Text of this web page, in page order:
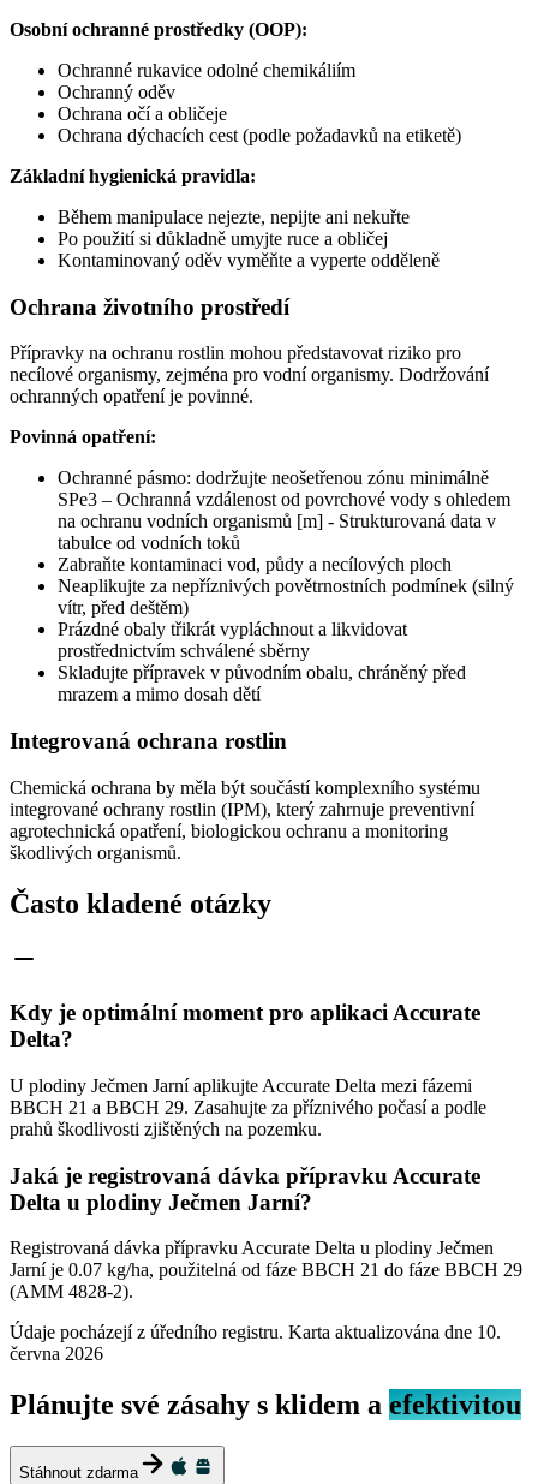
Osobní ochranné prostředky (OOP):
Ochranné rukavice odolné chemikáliím
Ochranný oděv
Ochrana očí a obličeje
Ochrana dýchacích cest (podle požadavků na etiketě)
Základní hygienická pravidla:
Během manipulace nejezte, nepijte ani nekuřte
Po použití si důkladně umyjte ruce a obličej
Kontaminovaný oděv vyměňte a vyperte odděleně
Ochrana životního prostředí
Přípravky na ochranu rostlin mohou představovat riziko pro
necílové organismy, zejména pro vodní organismy. Dodržování
ochranných opatření je povinné.
Povinná opatření:
Ochranné pásmo: dodržujte neošetřenou zónu minimálně
SPe3 – Ochranná vzdálenost od povrchové vody s ohledem
na ochranu vodních organismů [m] - Strukturovaná data v
tabulce od vodních toků
Zabraňte kontaminaci vod, půdy a necílových ploch
Neaplikujte za nepříznivých povětrnostních podmínek (silný
vítr, před deštěm)
Prázdné obaly třikrát vypláchnout a likvidovat
prostřednictvím schválené sběrny
Skladujte přípravek v původním obalu, chráněný před
mrazem a mimo dosah dětí
Integrovaná ochrana rostlin
Chemická ochrana by měla být součástí komplexního systému
integrované ochrany rostlin (IPM), který zahrnuje preventivní
agrotechnická opatření, biologickou ochranu a monitoring
škodlivých organismů.
Často kladené otázky
Kdy je optimální moment pro aplikaci Accurate
Delta?
U plodiny Ječmen Jarní aplikujte Accurate Delta mezi fázemi
BBCH 21 a BBCH 29. Zasahujte za příznivého počasí a podle
prahů škodlivosti zjištěných na pozemku.
Jaká je registrovaná dávka přípravku Accurate
Delta u plodiny Ječmen Jarní?
Registrovaná dávka přípravku Accurate Delta u plodiny Ječmen
Jarní je 0.07 kg/ha, použitelná od fáze BBCH 21 do fáze BBCH 29
(AMM 4828-2).
Údaje pocházejí z úředního registru. Karta aktualizována dne 10.
června 2026
Plánujte své zásahy s klidem a efektivitou
Stáhnout zdarma